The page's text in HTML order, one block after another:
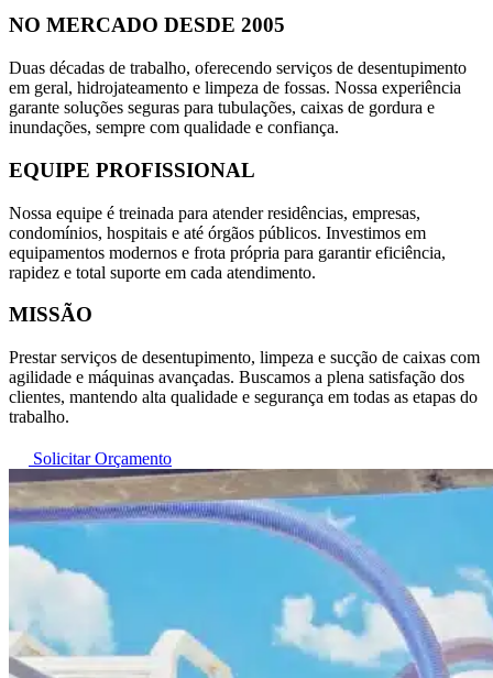
NO MERCADO DESDE 2005
Duas décadas de trabalho, oferecendo serviços de desentupimento
em geral, hidrojateamento e limpeza de fossas. Nossa experiência
garante soluções seguras para tubulações, caixas de gordura e
inundações, sempre com qualidade e confiança.
EQUIPE PROFISSIONAL
Nossa equipe é treinada para atender residências, empresas,
condomínios, hospitais e até órgãos públicos. Investimos em
equipamentos modernos e frota própria para garantir eficiência,
rapidez e total suporte em cada atendimento.
MISSÃO
Prestar serviços de desentupimento, limpeza e sucção de caixas com
agilidade e máquinas avançadas. Buscamos a plena satisfação dos
clientes, mantendo alta qualidade e segurança em todas as etapas do
trabalho.
Solicitar Orçamento